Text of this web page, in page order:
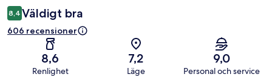
8,4 Väldigt bra
606 recensioner
8,6
Renlighet
7,2
Läge
9,0
Personal och service